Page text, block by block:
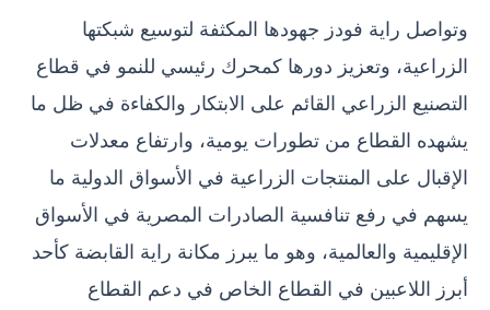
وتواصل راية فودز جهودها المكثفة لتوسيع شبكتها
الزراعية، وتعزيز دورها كمحرك رئيسي للنمو في قطاع
التصنيع الزراعي القائم على الابتكار والكفاءة في ظل ما
يشهده القطاع من تطورات يومية، وارتفاع معدلات
الإقبال على المنتجات الزراعية في الأسواق الدولية ما
يسهم في رفع تنافسية الصادرات المصرية في الأسواق
الإقليمية والعالمية، وهو ما يبرز مكانة راية القابضة كأحد
أبرز اللاعبين في القطاع الخاص في دعم القطاع